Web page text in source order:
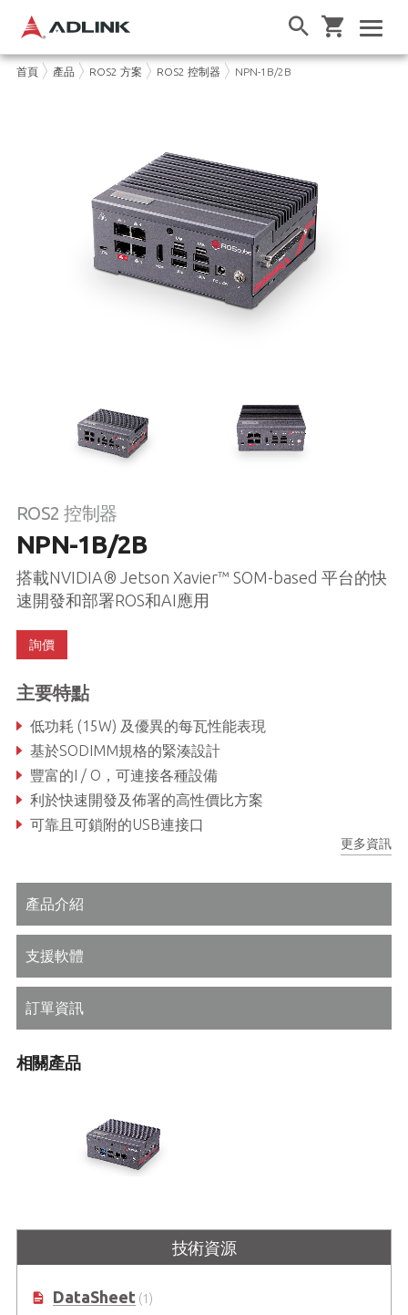
首頁 產品 ROS2 方案 ROS2 控制器 NPN-1B/2B
ROS2 控制器
NPN-1B/2B
搭載NVIDIA® Jetson Xavier™ SOM-based 平台的快
速開發和部署ROS和AI應用
詢價
主要特點
低功耗 (15W) 及優異的每瓦性能表現
基於SODIMM規格的緊湊設計
豐富的I / O，可連接各種設備
利於快速開發及佈署的高性價比方案
可靠且可鎖附的USB連接口
更多資訊
產品介紹
支援軟體
訂單資訊
相關產品
搭載 Intel®11代 Core 處理器的精巧
技術資源
DataSheet(1)